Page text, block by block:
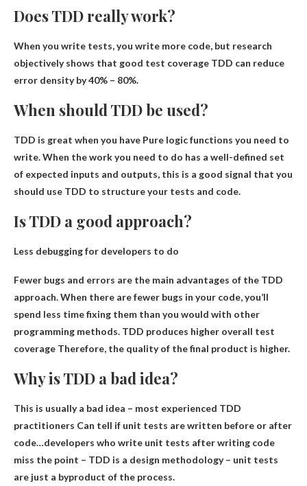
Does TDD really work?
When you write tests, you write more code, but research
objectively shows that good test coverage TDD can reduce
error density by 40% – 80%.
When should TDD be used?
TDD is great when you have Pure logic functions you need to
write. When the work you need to do has a well-defined set
of expected inputs and outputs, this is a good signal that you
should use TDD to structure your tests and code.
Is TDD a good approach?
Less debugging for developers to do
Fewer bugs and errors are the main advantages of the TDD
approach. When there are fewer bugs in your code, you’ll
spend less time fixing them than you would with other
programming methods. TDD produces higher overall test
coverage Therefore, the quality of the final product is higher.
Why is TDD a bad idea?
This is usually a bad idea – most experienced TDD
practitioners Can tell if unit tests are written before or after
code…developers who write unit tests after writing code
miss the point – TDD is a design methodology – unit tests
are just a byproduct of the process.